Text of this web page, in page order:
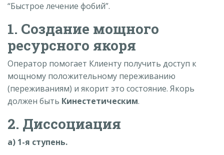
“Быстрое лечение фобий”.
1. Создание мощного
ресурсного якоря
Оператор помогает Клиенту получить доступ к
мощному положительному переживанию
(переживаниям) и якорит это состояние. Якорь
должен быть Кинестетическим.
2. Диссоциация
а) 1-я ступень.